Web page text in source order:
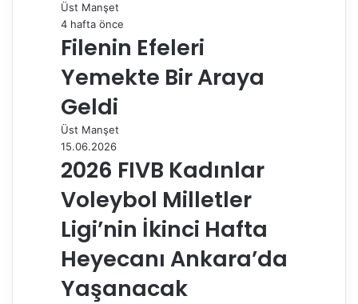
Üst Manşet
4 hafta önce
Filenin Efeleri
Yemekte Bir Araya
Geldi
Üst Manşet
15.06.2026
2026 FIVB Kadınlar
Voleybol Milletler
Ligi’nin İkinci Hafta
Heyecanı Ankara’da
Yaşanacak